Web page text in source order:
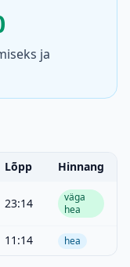
ja
Lõpp
Hinnang
23:14
väga
hea
11:14 hea